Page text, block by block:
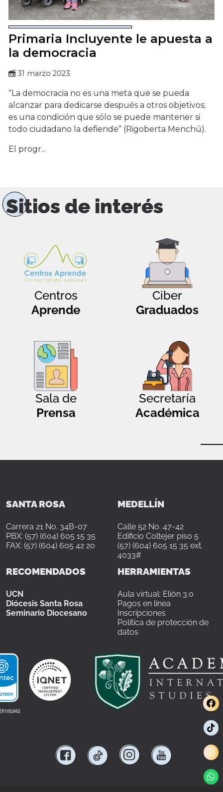
Primaria Incluyente le apuesta a
la democracia
31 marzo 2023
“La democracia no es una meta que se pueda
alcanzar para dedicarse después a otros objetivos;
es una condición que sólo se puede mantener si
todo ciudadano la defiende” (Rigoberta Menchú).
El progr...
Sitios de interés
Centros
Aprende
Ciber
Graduados
Sala de
Prensa
Secretaría
Académica
SANTA ROSA
Carrera 21 No. 34B-07
PBX: (57) (604) 605 15 35
FAX: (57) (604) 605 42 20
MEDELLÍN
Calle 52 No. 47-42
Edificio Coltejer piso 5
(57) (604) 605 15 35 ext.
4033#
RECOMENDADOS
UCN
Diócesis Santa Rosa
Seminario Diocesano
HERRAMIENTAS
Aula virtual: Elión 3.0
Pagos en línea
Inscripciones
Política de protección de
datos